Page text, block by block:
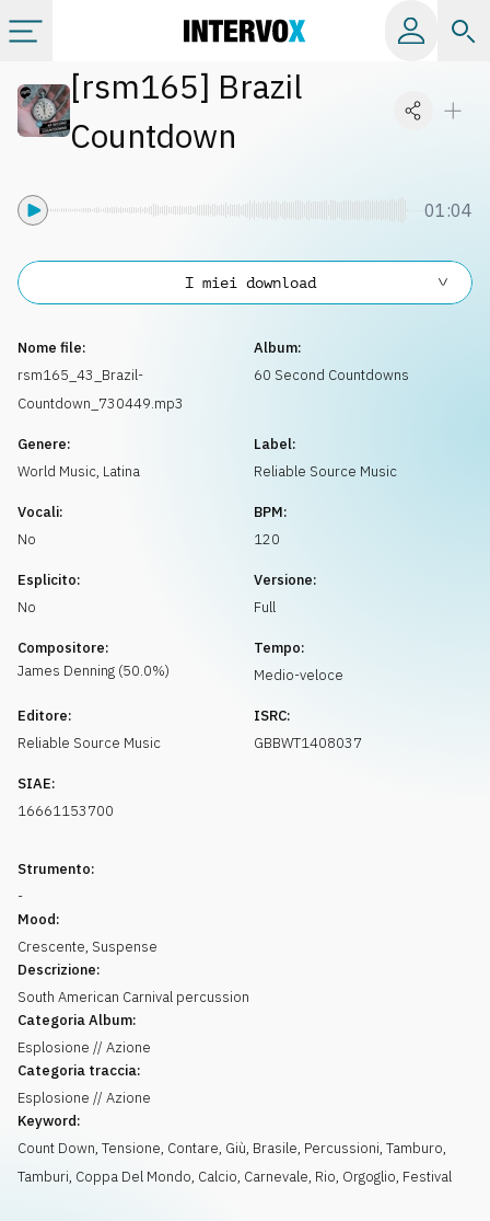
Categorie
[rsm165] Brazil
Countdown
01:04
Nome file:
rsm165_43_Brazil-
Countdown_730449.mp3
Album:
60 Second Countdowns
Genere:
World Music, Latina
Label:
Reliable Source Music
Vocali:
No
BPM:
120
Esplicito:
No
Versione:
Full
Compositore:
James Denning (50.0%)
Tempo:
Medio-veloce
Editore:
Reliable Source Music
ISRC:
GBBWT1408037
SIAE:
16661153700
Strumento:
-
Mood:
Crescente, Suspense
Descrizione:
South American Carnival percussion
Categoria Album:
Esplosione // Azione
Categoria traccia:
Esplosione // Azione
Keyword:
Count Down, Tensione, Contare, Giù, Brasile, Percussioni, Tamburo,
Tamburi, Coppa Del Mondo, Calcio, Carnevale, Rio, Orgoglio, Festival
I miei download